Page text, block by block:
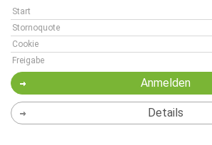
Start
Stornoquote
Cookie
Freigabe
Anmelden
Details